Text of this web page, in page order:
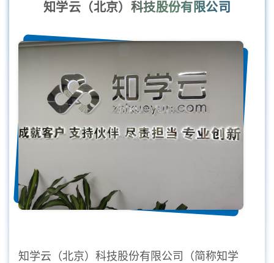
知学云（北京）科技股份有限公司
知学云（北京）科技股份有限公司（简称知学